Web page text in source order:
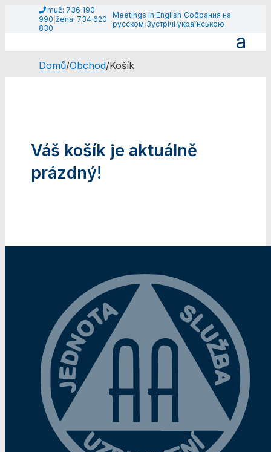
muž: 736 190
990 žena: 734 620
830
Meetings in English Собрания на
русском Зустрічі українською
Domů/Obchod/Košík
Váš košík je aktuálně
prázdný!